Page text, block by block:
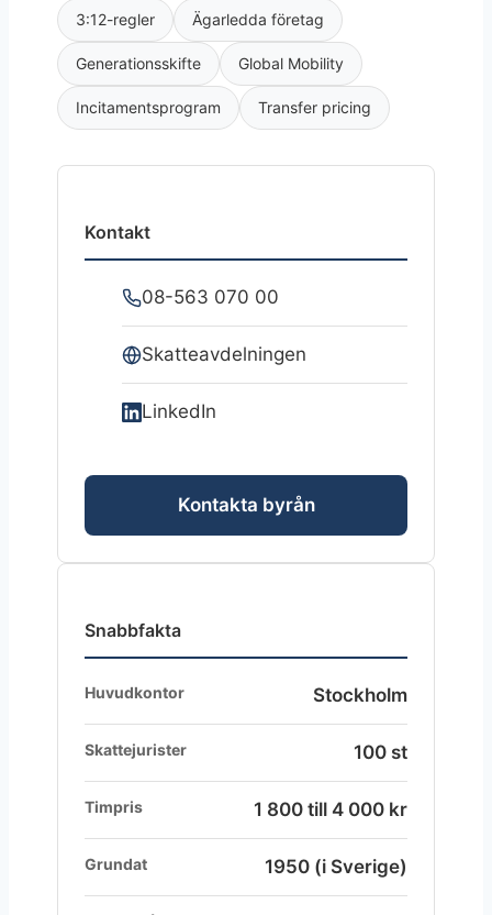
3:12-regler Ägarledda företag
Generationsskifte Global Mobility
Incitamentsprogram Transfer pricing
Kontakt
08-563 070 00
Skatteavdelningen
LinkedIn
Kontakta byrån
Snabbfakta
Huvudkontor Stockholm
Skattejurister 100 st
Timpris 1 800 till 4 000 kr
Grundat 1950 (i Sverige)